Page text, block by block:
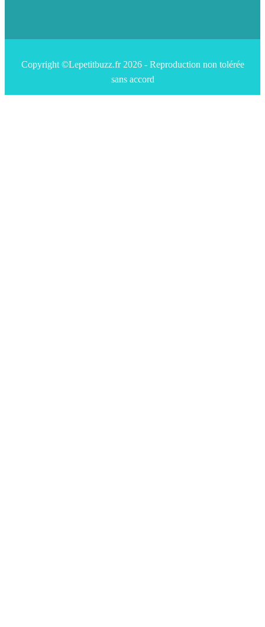
Copyright ©Lepetitbuzz.fr 2026 - Reproduction non tolérée
sans accord